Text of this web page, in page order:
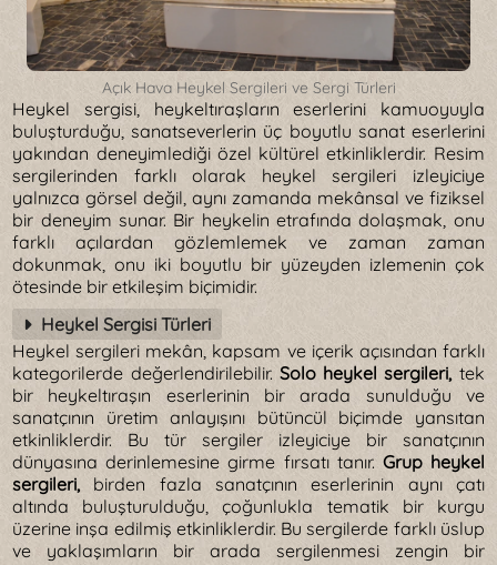
Açık Hava Heykel Sergileri ve Sergi Türleri
Heykel sergisi, heykeltıraşların eserlerini kamuoyuyla
buluşturduğu, sanatseverlerin üç boyutlu sanat eserlerini
yakından deneyimlediği özel kültürel etkinliklerdir. Resim
sergilerinden farklı olarak heykel sergileri izleyiciye
yalnızca görsel değil, aynı zamanda mekânsal ve fiziksel
bir deneyim sunar. Bir heykelin etrafında dolaşmak, onu
farklı açılardan gözlemlemek ve zaman zaman
dokunmak, onu iki boyutlu bir yüzeyden izlemenin çok
ötesinde bir etkileşim biçimidir.
Heykel Sergisi Türleri
Heykel sergileri mekân, kapsam ve içerik açısından farklı
kategorilerde değerlendirilebilir. Solo heykel sergileri, tek
bir heykeltıraşın eserlerinin bir arada sunulduğu ve
sanatçının üretim anlayışını bütüncül biçimde yansıtan
etkinliklerdir. Bu tür sergiler izleyiciye bir sanatçının
dünyasına derinlemesine girme fırsatı tanır. Grup heykel
sergileri, birden fazla sanatçının eserlerinin aynı çatı
altında buluşturulduğu, çoğunlukla tematik bir kurgu
üzerine inşa edilmiş etkinliklerdir. Bu sergilerde farklı üslup
ve yaklaşımların bir arada sergilenmesi zengin bir